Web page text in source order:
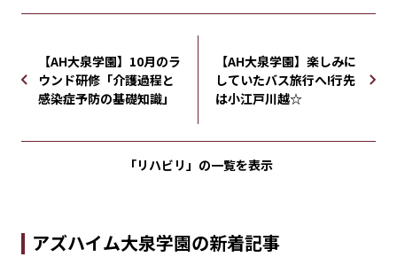
【AH大泉学園】10月のラ
ウンド研修「介護過程と
感染症予防の基礎知識」
【AH大泉学園】楽しみに
していたバス旅行へ!行先
は小江戸川越☆
「リハビリ」の一覧を表示
アズハイム大泉学園の新着記事